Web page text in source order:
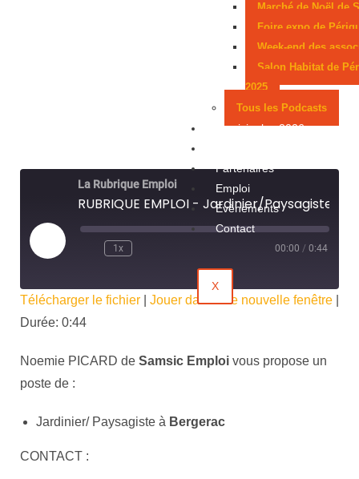
Marché de Noël de
Foire expo de
Week-end des
Salon Habitat de
2025
Tous les Podcasts
Municipales 2026
Partenaires
Emploi
Évènements
Contact
X
La Rubrique Emploi
1x 00:00 / 0:44
Télécharger le fichier Jouer dans une nouvelle fenêtre
Durée: 0:44
Noemie PICARD de Samsic Emploi vous propose un
poste de :
Jardinier/ Paysagiste à Bergerac
CONTACT :